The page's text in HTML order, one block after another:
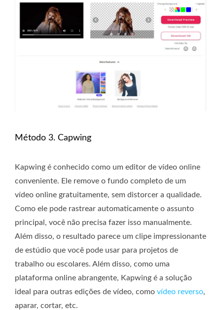
Método 3. Capwing
Kapwing é conhecido como um editor de vídeo online
conveniente. Ele remove o fundo completo de um
vídeo online gratuitamente, sem distorcer a qualidade.
Como ele pode rastrear automaticamente o assunto
principal, você não precisa fazer isso manualmente.
Além disso, o resultado parece um clipe impressionante
de estúdio que você pode usar para projetos de
trabalho ou escolares. Além disso, como uma
plataforma online abrangente, Kapwing é a solução
ideal para outras edições de vídeo, como vídeo reverso,
aparar, cortar, etc.